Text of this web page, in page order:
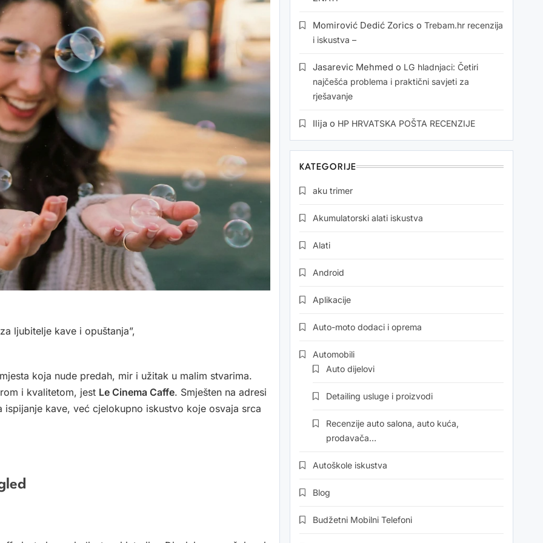
ljubitelje kave i opuštanja”,
koja nude predah, mir i užitak u malim stvarima.
i kvalitetom, jest Le Cinema Caffe. Smješten na adresi
kave, već cjelokupno iskustvo koje osvaja srca
Momirović Dedić Zorics o Trebam.hr recenzija
i iskustva –
Jasarevic Mehmed o LG hladnjaci: Četiri
najčešća problema i praktični savjeti za
rješavanje
Ilija o HP HRVATSKA POŠTA RECENZIJE
KATEGORIJE
aku trimer
Akumulatorski alati iskustva
Alati
Android
Aplikacije
Auto-moto dodaci i oprema
Automobili
Auto dijelovi
Detailing usluge i proizvodi
Recenzije auto salona, auto kuća,
prodavača…
Autoškole iskustva
Blog
Budžetni Mobilni Telefoni